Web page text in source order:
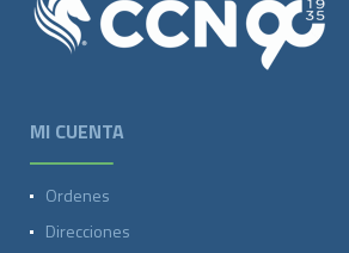
MI CUENTA
Ordenes
Direcciones